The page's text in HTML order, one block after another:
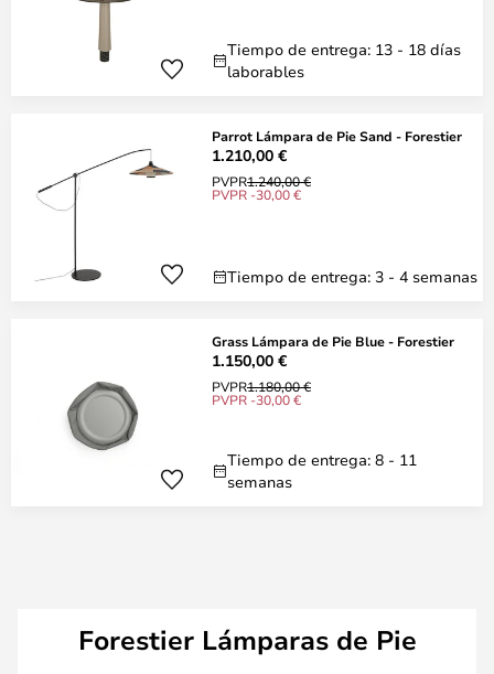
Tiempo de entrega: 13 - 18 días
laborables
Parrot Lámpara de Pie Sand - Forestier
1.210,00 €
PVPR1.240,00 €
PVPR -30,00 €
Tiempo de entrega: 3 - 4 semanas
Grass Lámpara de Pie Blue - Forestier
1.150,00 €
PVPR1.180,00 €
PVPR -30,00 €
Tiempo de entrega: 8 - 11
semanas
Forestier Lámparas de Pie